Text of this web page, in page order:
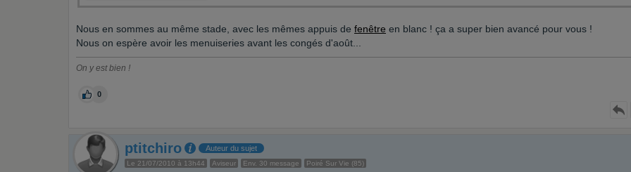
Nous en sommes au même stade, avec les mêmes appuis de fenêtre en blanc ! ça a super bien avancé pour vous !
Nous on espère avoir les menuiseries avant les congés d'août...
On y est bien !
0
ptitchiro Auteur du sujet
Le 21/07/2010 à 13h44 Aviseur Env. 30 message Poiré Sur Vie (85)